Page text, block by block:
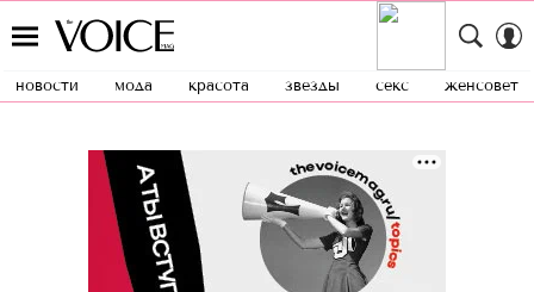
новости мода красота звезды секс женсовет